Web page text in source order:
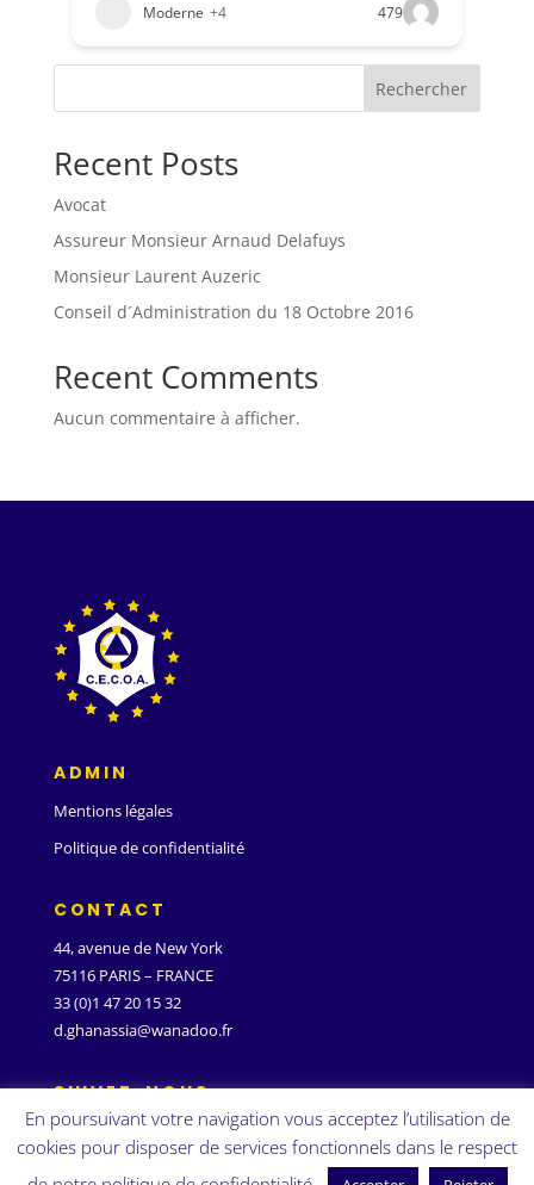
Moderne +4 479
Rechercher
Recent Posts
Avocat
Assureur Monsieur Arnaud Delafuys
Monsieur Laurent Auzeric
Conseil d´Administration du 18 Octobre 2016
Recent Comments
Aucun commentaire à afficher.
ADMIN
Mentions légales
Politique de confidentialité
CONTACT
44, avenue de New York
75116 PARIS – FRANCE
33 (0)1 47 20 15 32
d.ghanassia@wanadoo.fr
SUIVEZ-NOUS
En poursuivant votre navigation vous acceptez l’utilisation de
cookies pour disposer de services fonctionnels dans le respect